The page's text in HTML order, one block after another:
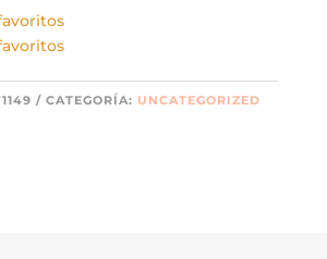
CATEGORÍA: UNCATEGORIZED